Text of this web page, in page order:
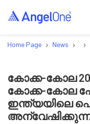
Home Page › News › ›
കോക്ക-കോല
കോക്ക-കോല
ഇന്ത്യയിലെ